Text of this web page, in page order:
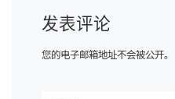
发表评论
您的电子邮箱地址不会被公开。